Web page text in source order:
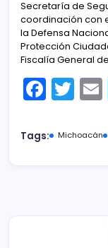
Secretaría de
coordinación con
la Defensa
Protección
Fiscalía General
F
a
c
T
w
itt
Tags: Michoacán